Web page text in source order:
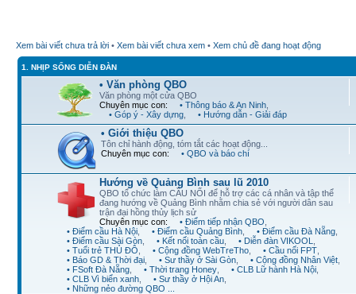
Xem bài viết chưa trả lời • Xem bài viết chưa xem • Xem chủ đề đang hoạt động
1. NHỊP SỐNG DIỄN ĐÀN
• Văn phòng QBO
Văn phòng một cửa QBO
Chuyên mục con:
• Thông báo & An Ninh
• Góp ý - Xây dựng
• Hướng dẫn - Giải đáp
• Giới thiệu QBO
Tôn chỉ hành động, tóm tắt các hoạt động...
Chuyên mục con:
• QBO và báo chí
Hướng về Quảng Bình sau lũ 2010
QBO tổ chức làm CẦU NỐI để hỗ trợ các cá nhân và tập thể
đang hướng về Quảng Bình nhằm chia sẻ với người dân sau
trận đại hồng thủy lịch sử
Chuyên mục con:
• Điểm tiếp nhận QBO
• Điểm cầu Hà Nội
• Điểm cầu Quảng Bình • Điểm cầu Đà Nẵng
• Điểm cầu Sài Gòn
• Kết nối toàn cầu • Diễn đàn VIKOOL
• Tuổi trẻ THỦ ĐÔ
• Cộng đồng WebTreTho • Cầu nối FPT
• Báo GD & Thời đại
• Sư thầy ở Sài Gòn • Cộng đồng Nhân Việt
• FSoft Đà Nẵng
• Thời trang Honey • CLB Lữ hành Hà Nội
• CLB Vì biển xanh
• Sư thầy ở Hội An
• Những nẻo đường QBO ...